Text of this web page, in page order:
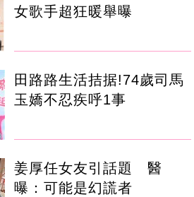
女歌手超狂暖舉曝
田路路生活拮据!74歲司馬
玉嬌不忍疾呼1事
姜厚任女友引話題 醫
曝：可能是幻謊者